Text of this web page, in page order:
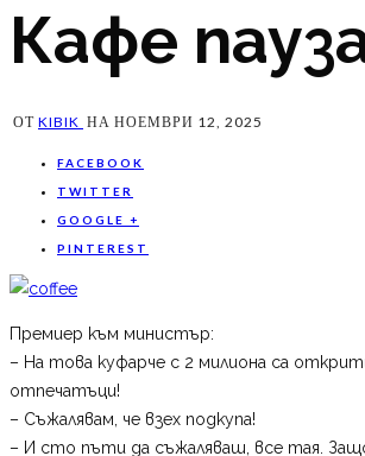
Кафе
ОТ KIBIK НА НОЕМВРИ 12, 2025
FACEBOOK
TWITTER
GOOGLE +
PINTEREST
Премиер към министър:
– На това куфарче с 2 милиона са
отпечатъци!
– Съжалявам, че взех подкупа!
– И сто пъти да съжаляваш, все тая.